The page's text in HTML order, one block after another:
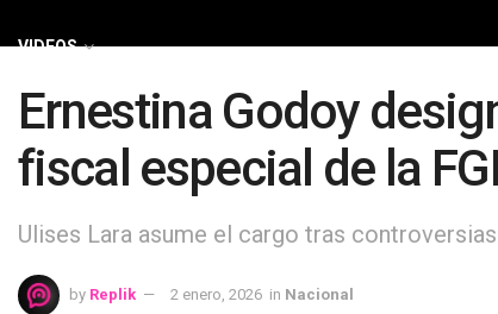
VIDEOS
Ernestina Godoy
fiscal especial de la
Ulises Lara asume el cargo tras
by Replik 2 enero, 2026 in Nacional